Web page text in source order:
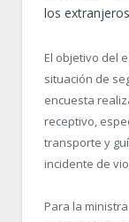
los
El objetivo del
situación de
encuesta
receptivo,
transporte y
incidente de
Para la